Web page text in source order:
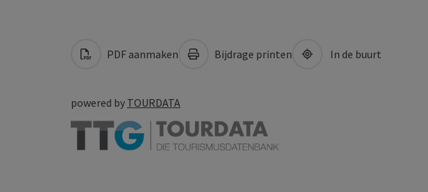
PDF aanmaken Bijdrage printen In de buurt
powered by TOURDATA